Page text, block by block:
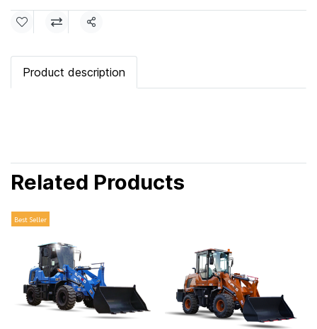
Share
Product description
Related Products
Best Seller